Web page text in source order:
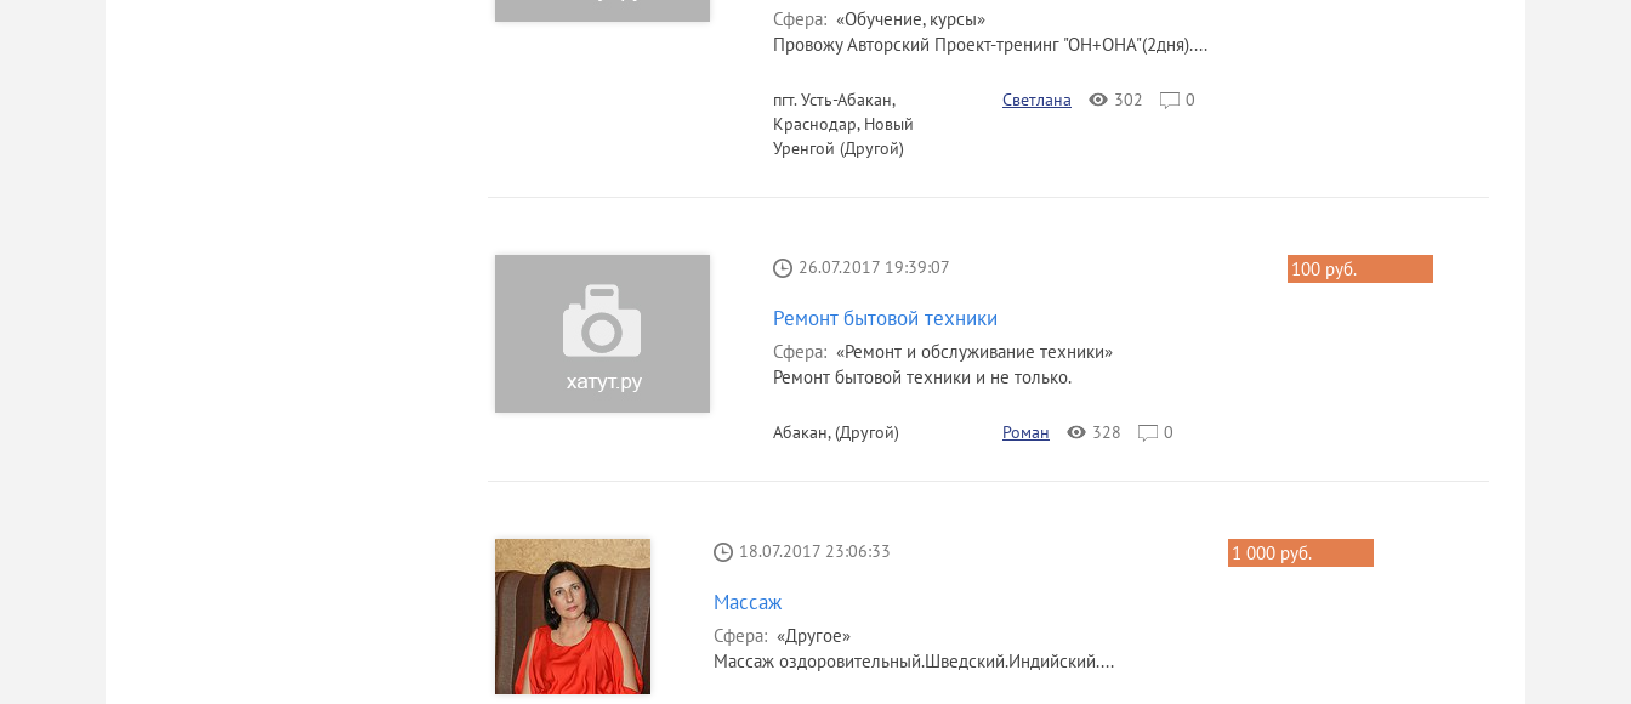
Сфера: «Обучение, курсы»
Провожу Авторский Проект-тренинг "ОН+ОНА"(2дня)....
пгт. Усть-Абакан,
Краснодар, Новый
Уренгой (Другой)
Светлана 302 0
26.07.2017 19:39:07
Ремонт бытовой техники
Сфера: «Ремонт и обслуживание техники»
Ремонт бытовой техники и не только.
Абакан, (Другой) Роман 328 0
100 руб.
18.07.2017 23:06:33
Массаж
Сфера: «Другое»
Массаж оздоровительный.Шведский.Индийский....
1 000 руб.